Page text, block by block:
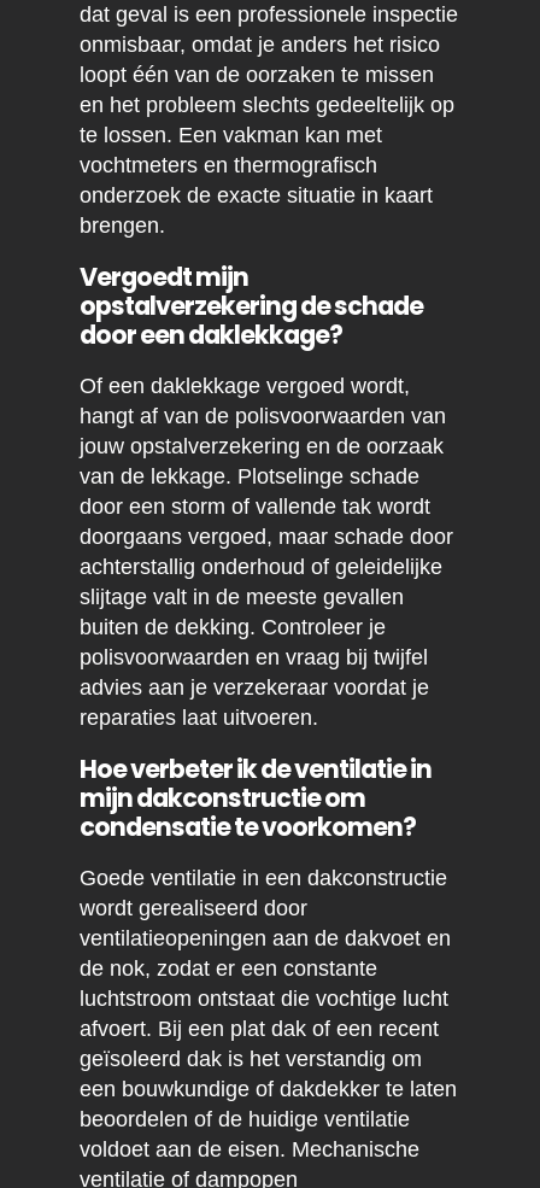
dat geval is een professionele inspectie
onmisbaar, omdat je anders het risico
loopt één van de oorzaken te missen
en het probleem slechts gedeeltelijk op
te lossen. Een vakman kan met
vochtmeters en thermografisch
onderzoek de exacte situatie in kaart
brengen.
Vergoedt mijn
opstalverzekering de schade
door een daklekkage?
Of een daklekkage vergoed wordt,
hangt af van de polisvoorwaarden van
jouw opstalverzekering en de oorzaak
van de lekkage. Plotselinge schade
door een storm of vallende tak wordt
doorgaans vergoed, maar schade door
achterstallig onderhoud of geleidelijke
slijtage valt in de meeste gevallen
buiten de dekking. Controleer je
polisvoorwaarden en vraag bij twijfel
advies aan je verzekeraar voordat je
reparaties laat uitvoeren.
Hoe verbeter ik de ventilatie in
mijn dakconstructie om
condensatie te voorkomen?
Goede ventilatie in een dakconstructie
wordt gerealiseerd door
ventilatieopeningen aan de dakvoet en
de nok, zodat er een constante
luchtstroom ontstaat die vochtige lucht
afvoert. Bij een plat dak of een recent
geïsoleerd dak is het verstandig om
een bouwkundige of dakdekker te laten
beoordelen of de huidige ventilatie
voldoet aan de eisen. Mechanische
ventilatie of dampopen